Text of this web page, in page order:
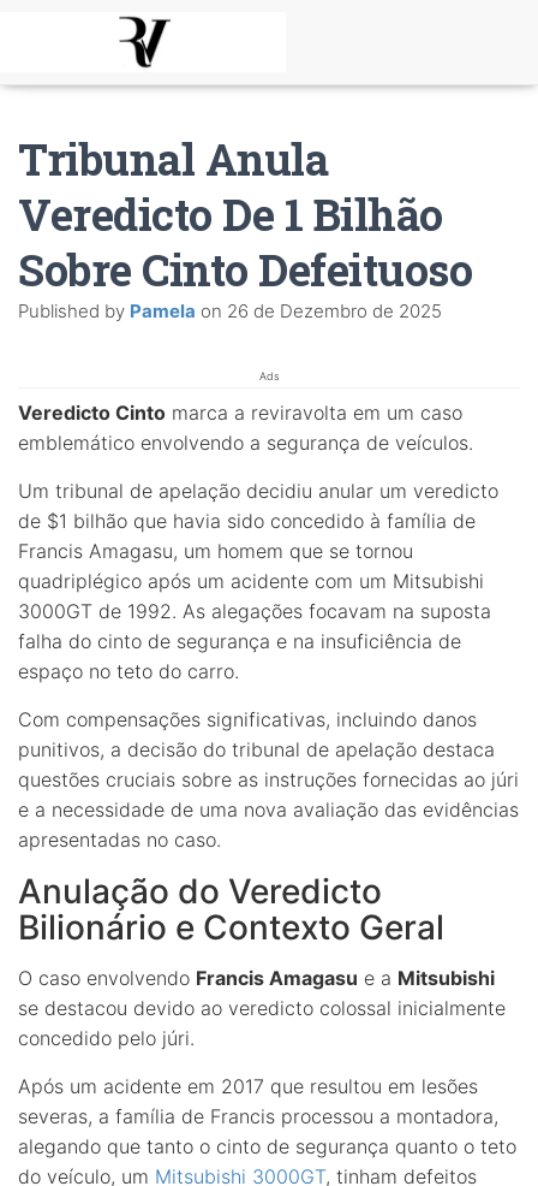
Tribunal Anula
Veredicto De 1 Bilhão
Sobre Cinto Defeituoso
Published by Pamela on 26 de Dezembro de 2025
Ads
Veredicto Cinto marca a reviravolta em um caso
emblemático envolvendo a segurança de veículos.
Um tribunal de apelação decidiu anular um veredicto
de $1 bilhão que havia sido concedido à família de
Francis Amagasu, um homem que se tornou
quadriplégico após um acidente com um Mitsubishi
3000GT de 1992. As alegações focavam na suposta
falha do cinto de segurança e na insuficiência de
espaço no teto do carro.
Com compensações significativas, incluindo danos
punitivos, a decisão do tribunal de apelação destaca
questões cruciais sobre as instruções fornecidas ao júri
e a necessidade de uma nova avaliação das evidências
apresentadas no caso.
Anulação do Veredicto
Bilionário e Contexto Geral
O caso envolvendo Francis Amagasu e a Mitsubishi
se destacou devido ao veredicto colossal inicialmente
concedido pelo júri.
Após um acidente em 2017 que resultou em lesões
severas, a família de Francis processou a montadora,
alegando que tanto o cinto de segurança quanto o teto
do veículo, um Mitsubishi 3000GT, tinham defeitos